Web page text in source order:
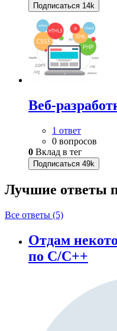
Подписаться 14k
Веб-
1 ответ
0 вопросов
0 Вклад в тег
Подписаться 49k
Лучшие ответы
Все ответы (5)
Отдам
по C/C++